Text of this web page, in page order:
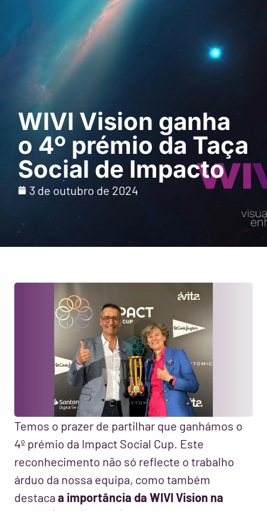
Pedir uma
demonstração
WIVI Vision ganha
o 4º prémio da Taça
Social de Impacto
3 de outubro de 2024
Temos o prazer de partilhar que ganhámos o
4º prémio da Impact Social Cup. Este
reconhecimento não só reflecte o trabalho
árduo da nossa equipa, como também
destaca a importância da WIVI Vision na